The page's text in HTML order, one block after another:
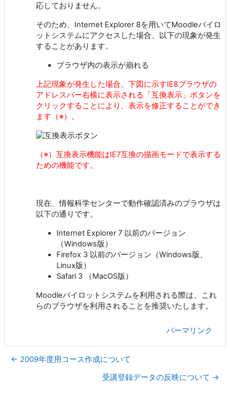
応しておりません。
そのため、Internet Explorer 8を用いてMoodleパイロ
ットシステムにアクセスした場合、以下の現象が発生
することがあります。
ブラウザ内の表示が崩れる
上記現象が発生した場合、下図に示すIE8ブラウザの
アドレスバー右横に表示される「互換表示」ボタンを
クリックすることにより、表示を修正することができ
ます（※）。
（※）互換表示機能はIE7互換の描画モードで表示する
ための機能です。
現在、情報科学センターで動作確認済みのブラウザは
以下の通りです。
Internet Explorer 7 以前のバージョン
（Windows版）
Firefox 3 以前のバージョン（Windows版、
Linux版）
Safari 3 （MacOS版）
Moodleパイロットシステムを利用される際は、これ
らのブラウザを利用されることを推奨いたします。
パーマリンク
← 2009年度用コース作成について
受講登録データの反映について →